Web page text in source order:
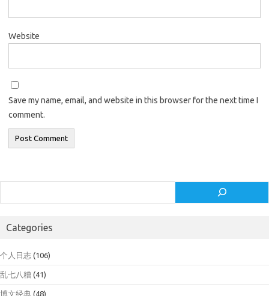
Website
Save my name, email, and website in this browser for the next time I
comment.
Categories
个人日志 (106)
乱七八糟 (41)
博文经典 (48)